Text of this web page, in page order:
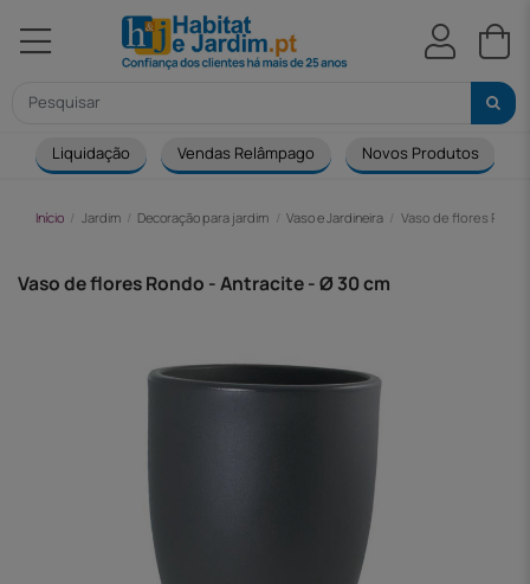
Liquidação Vendas Relâmpago Novos Produtos
Início Jardim Decoração para jardim Vaso e Jardineira Vaso de flores
Vaso de flores Rondo - Antracite - Ø 30 cm